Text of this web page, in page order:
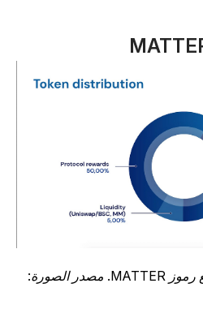
رسم بياني يوضح كيفية توزيع رموز MATTER. مصدر الصورة: